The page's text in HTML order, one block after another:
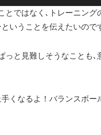
とではなく､トレーニン
いうことを伝えたいので
っと見難しそうなことも
くなるよ！バランスボー